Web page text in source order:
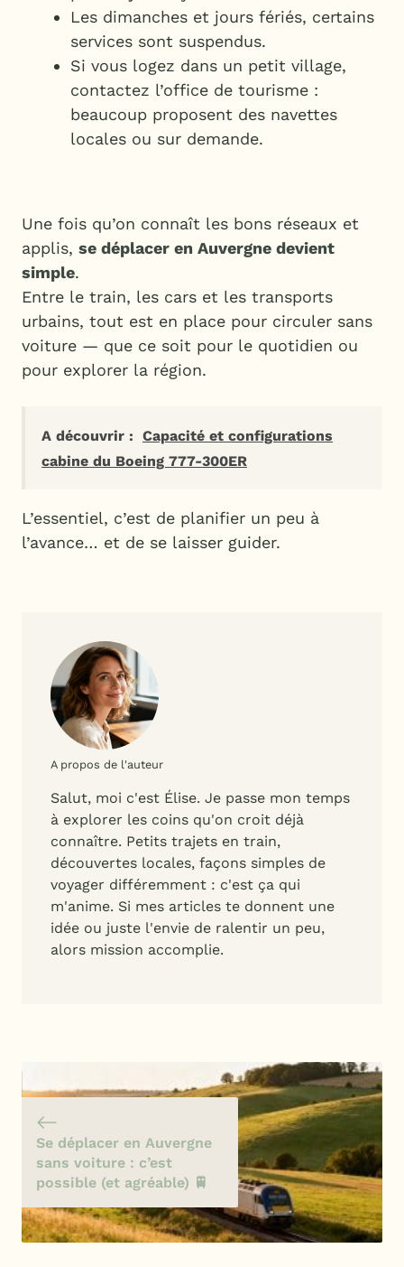
Les dimanches et jours fériés, certains
services sont suspendus.
Si vous logez dans un petit village,
contactez l’office de tourisme :
beaucoup proposent des navettes
locales ou sur demande.
Une fois qu’on connaît les bons réseaux et
applis, se déplacer en Auvergne devient
simple.
Entre le train, les cars et les transports
urbains, tout est en place pour circuler sans
voiture — que ce soit pour le quotidien ou
pour explorer la région.
A découvrir : Capacité et configurations
cabine du Boeing 777-300ER
L’essentiel, c’est de planifier un peu à
l’avance… et de se laisser guider.
A propos de l'auteur
Salut, moi c'est Élise. Je passe mon temps
à explorer les coins qu'on croit déjà
connaître. Petits trajets en train,
découvertes locales, façons simples de
voyager différemment : c'est ça qui
m'anime. Si mes articles te donnent une
idée ou juste l'envie de ralentir un peu,
alors mission accomplie.
Se déplacer en Auvergne
sans voiture : c’est
possible (et agréable) 🚆